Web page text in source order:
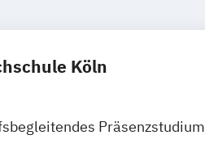
Köln
Präsenzstudium